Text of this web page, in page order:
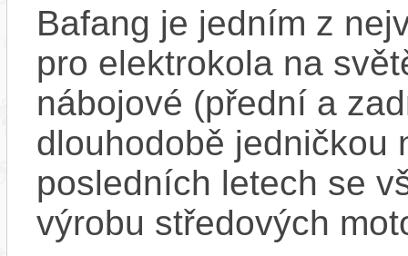
Bafang je jedním z
pro elektrokola na
nábojové (přední a
dlouhodobě jedničkou
posledních letech se
výrobu středových